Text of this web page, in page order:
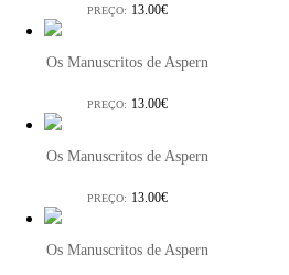
PREÇO: 13.00€
Os Manuscritos de Aspern
PREÇO: 13.00€
Os Manuscritos de Aspern
PREÇO: 13.00€
Os Manuscritos de Aspern